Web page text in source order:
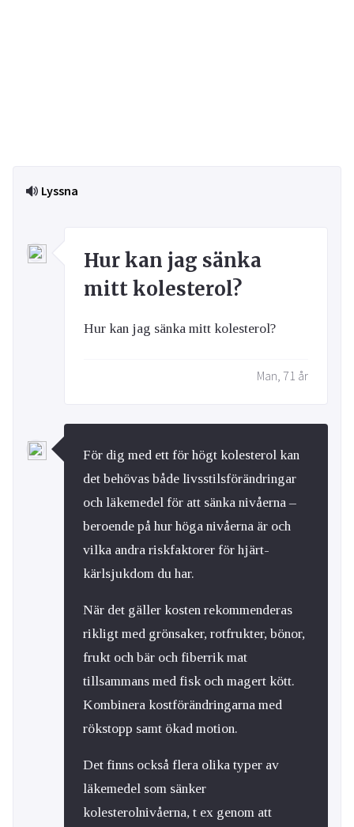
Lyssna
Hur kan jag sänka
mitt kolesterol?
Hur kan jag sänka mitt kolesterol?
Man, 71 år
För dig med ett för högt kolesterol kan
det behövas både livsstilsförändringar
och läkemedel för att sänka nivåerna –
beroende på hur höga nivåerna är och
vilka andra riskfaktorer för hjärt-
kärlsjukdom du har.
När det gäller kosten rekommenderas
rikligt med grönsaker, rotfrukter, bönor,
frukt och bär och fiberrik mat
tillsammans med fisk och magert kött.
Kombinera kostförändringarna med
rökstopp samt ökad motion.
Det finns också flera olika typer av
läkemedel som sänker
kolesterolnivåerna, t ex genom att